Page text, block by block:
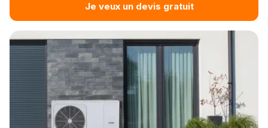
Je veux un devis gratuit